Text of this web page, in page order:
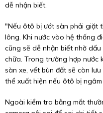
dễ nhận biết.
"Nếu ôtô bị ướt sàn phải giặt
lông. Khi nước vào hệ thống
cũng sẽ dễ nhận biết nhờ
chữa. Trong trường hợp nước
sàn xe, vết bùn đất sẽ còn
thể xuất hiện nếu ôtô bị
Ngoài kiểm tra bằng mắt